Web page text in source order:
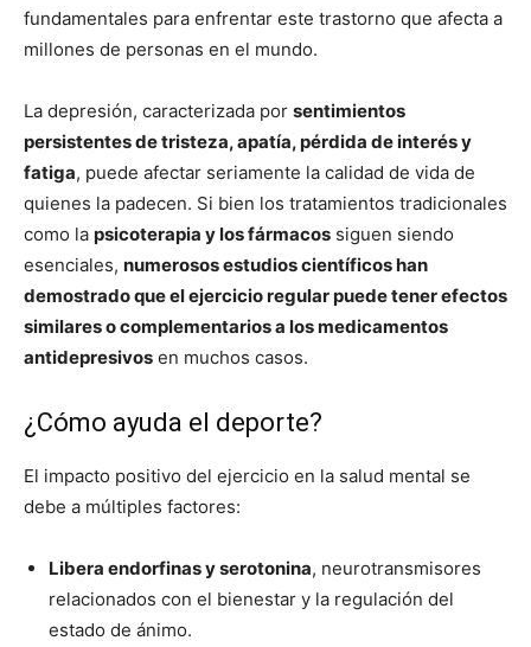
fundamentales para enfrentar este trastorno que afecta a
millones de personas en el mundo.
La depresión, caracterizada por sentimientos
persistentes de tristeza, apatía, pérdida de interés y
fatiga, puede afectar seriamente la calidad de vida de
quienes la padecen. Si bien los tratamientos tradicionales
como la psicoterapia y los fármacos siguen siendo
esenciales, numerosos estudios científicos han
demostrado que el ejercicio regular puede tener efectos
similares o complementarios a los medicamentos
antidepresivos en muchos casos.
¿Cómo ayuda el deporte?
El impacto positivo del ejercicio en la salud mental se
debe a múltiples factores:
Libera endorfinas y serotonina, neurotransmisores
relacionados con el bienestar y la regulación del
estado de ánimo.